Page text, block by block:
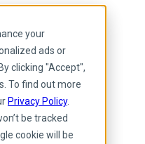
your
ads or
clicking "Accept",
To find out more
Privacy Policy.
be tracked
cookie will be